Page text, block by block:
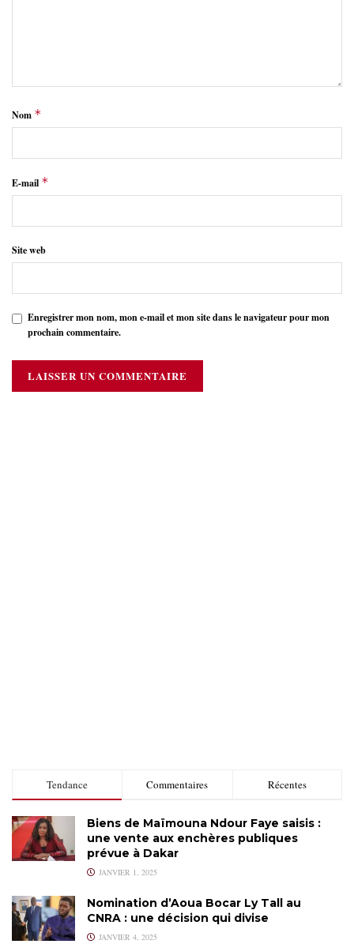
Nom *
E-mail *
Site web
Enregistrer mon nom, mon e-mail et mon site dans le navigateur pour mon
prochain commentaire.
Tendance Commentaires Récentes
Biens de Maïmouna Ndour Faye saisis :
une vente aux enchères publiques
prévue à Dakar
JANVIER 1, 2025
Nomination d’Aoua Bocar Ly Tall au
CNRA : une décision qui divise
JANVIER 4, 2025